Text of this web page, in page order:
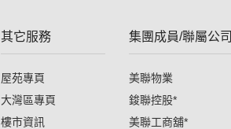
其它服務
屋苑專頁
大灣區專頁
樓市資訊
集團成員/聯屬公司
美聯物業
鋑聯控股*
美聯工商舖*